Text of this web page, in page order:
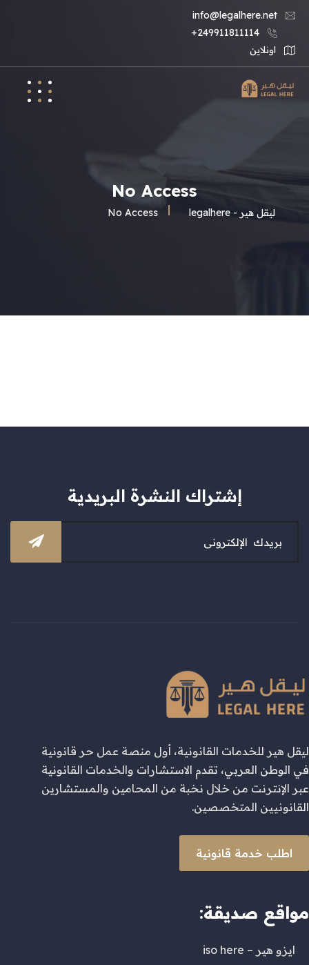
info@legalhere.net
249911811114+
اونلاين
No Access
ليقل هير - legalhere No Access
إشتراك النشرة البريدية
ليقل هير للخدمات القانونية، أول منصة عمل حر قانونية
في الوطن العربي، تقدم الاستشارات والخدمات القانونية
عبر الإنترنت من خلال نخبة من المحامين والمستشارين
القانونيين المتخصصين.
اطلب خدمة قانونية
مواقع صديقة:
ايزو هير – iso here